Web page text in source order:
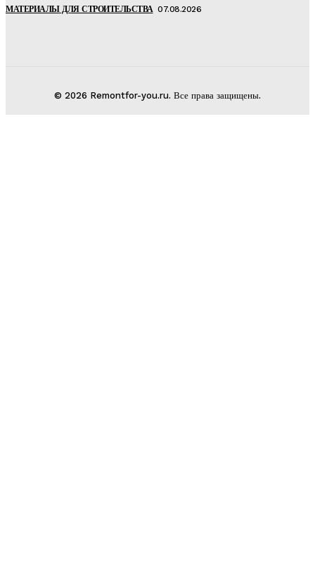
МАТЕРИАЛЫ ДЛЯ СТРОИТЕЛЬСТВА 07.08.2026
© 2026 Remontfor-you.ru. Все права защищены.